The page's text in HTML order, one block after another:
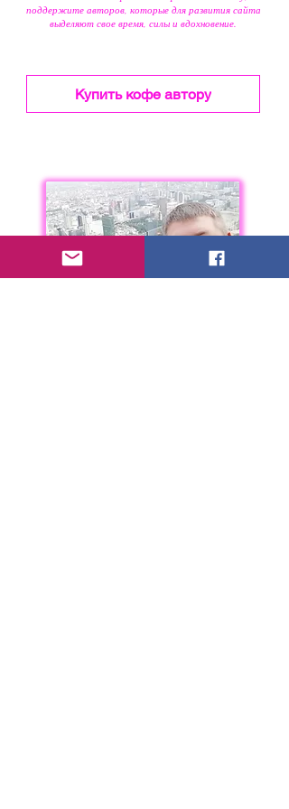
поддержите авторов, которые для развития сайта
выделяют свое время, силы и вдохновение.
Купить кофе автору